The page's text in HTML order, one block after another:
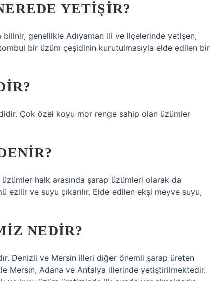
YETIŞIR?
genellikle Adıyaman ili ve ilçelerinde yetişen,
bir üzüm çeşidinin kurutulmasıyla elde edilen bir
Çok özel koyu mor renge sahip olan üzümler
halk arasında şarap üzümleri olarak da
ezilir ve suyu çıkarılır. Elde edilen ekşi meyve suyu,
NEDIR?
Denizli ve Mersin illeri diğer önemli şarap üreten
Mersin, Adana ve Antalya illerinde yetiştirilmektedir.